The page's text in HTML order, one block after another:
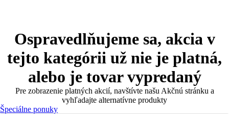
Ospravedlňujeme sa, akcia v
tejto kategórii už nie je platná,
alebo je tovar vypredaný
Pre zobrazenie platných akcií, navštívte našu Akčnú stránku a
vyhľadajte alternatívne produkty
Špeciálne ponuky